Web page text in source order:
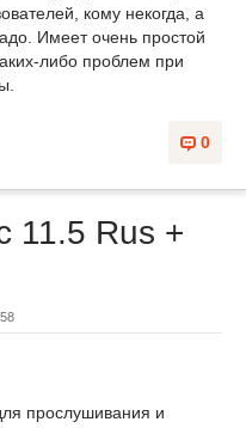
кому некогда, а
Имеет очень простой
либо проблем при
0
11.5 Rus +
прослушивания и